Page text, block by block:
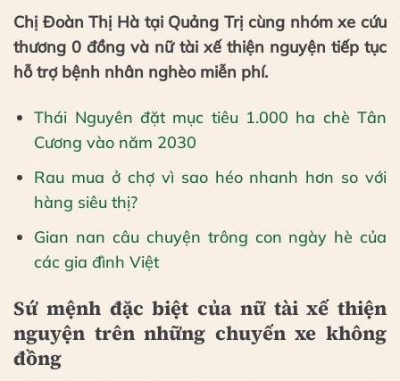
Chị Đoàn Thị Hà tại Quảng Trị cùng nhóm xe cứu
thương 0 đồng và nữ tài xế thiện nguyện tiếp tục
hỗ trợ bệnh nhân nghèo miễn phí.
Thái Nguyên đặt mục tiêu 1.000 ha chè Tân
Cương vào năm 2030
Rau mua ở chợ vì sao héo nhanh hơn so với
hàng siêu thị?
Gian nan câu chuyện trông con ngày hè của
các gia đình Việt
Sứ mệnh đặc biệt của nữ tài xế thiện
nguyện trên những chuyến xe không
đồng